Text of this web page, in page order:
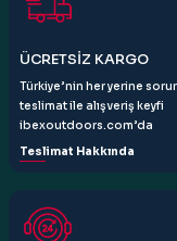
Ürün
Bu ürüne benzer
ÜCRETSİZ KARGO
Türkiye’nin her yerine
teslimat ile alışveriş keyfi
ibexoutdoors.com’da
Teslimat Hakkında